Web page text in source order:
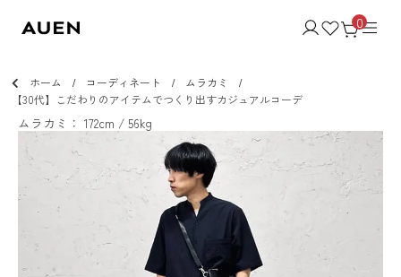
0
ホーム コーディネート
ムラカミ
【30代】こだわりのアイテムでつくり出すカジュアルコーデ
ムラカミ： 172cm / 56kg